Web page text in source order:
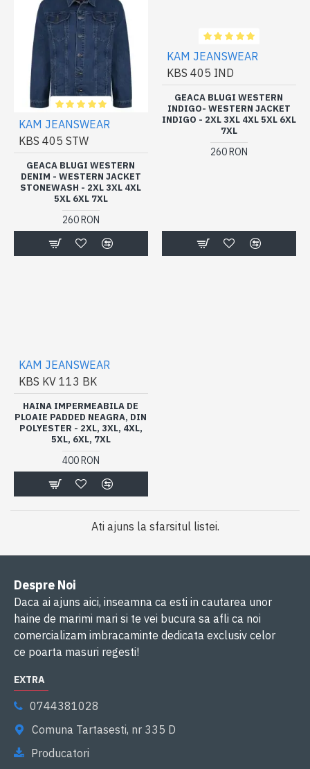
KAM JEANSWEAR
KBS 405 STW
GEACA BLUGI WESTERN
DENIM - WESTERN JACKET
STONEWASH - 2XL 3XL 4XL
5XL 6XL 7XL
260 RON
KAM JEANSWEAR
KBS 405 IND
GEACA BLUGI WESTERN
INDIGO- WESTERN JACKET
INDIGO - 2XL 3XL 4XL 5XL 6XL
7XL
260 RON
KAM JEANSWEAR
KBS KV 113 BK
HAINA IMPERMEABILA DE
PLOAIE PADDED NEAGRA, DIN
POLYESTER - 2XL, 3XL, 4XL,
5XL, 6XL, 7XL
400 RON
Ati ajuns la sfarsitul listei.
Despre Noi
Daca ai ajuns aici, inseamna ca esti in cautarea unor
haine de marimi mari si te vei bucura sa afli ca noi
comercializam imbracaminte dedicata exclusiv celor
ce poarta masuri regesti!
EXTRA
0744381028
Comuna Tartasesti, nr 335 D
Producatori